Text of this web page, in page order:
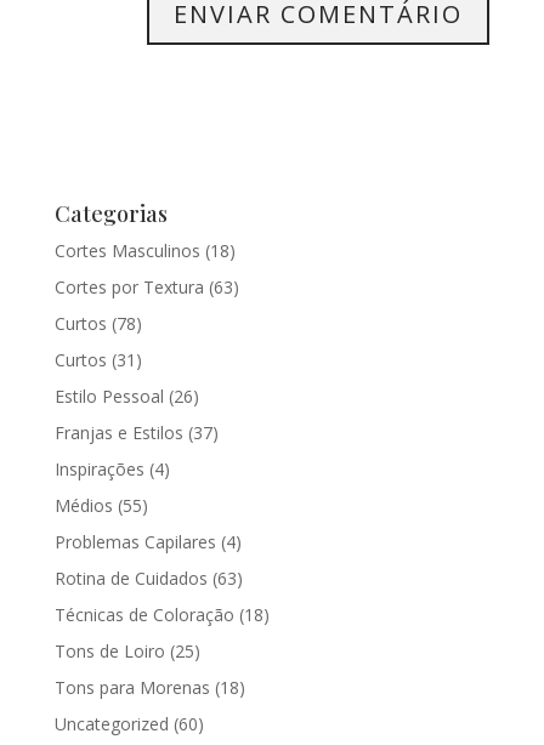
Categorias
Cortes Masculinos (18)
Cortes por Textura (63)
Curtos (78)
Curtos (31)
Estilo Pessoal (26)
Franjas e Estilos (37)
Inspirações (4)
Médios (55)
Problemas Capilares (4)
Rotina de Cuidados (63)
Técnicas de Coloração (18)
Tons de Loiro (25)
Tons para Morenas (18)
Uncategorized (60)